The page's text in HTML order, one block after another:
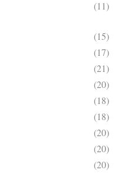
(11)
(15)
(17)
(21)
(20)
(18)
(18)
(20)
(20)
(20)